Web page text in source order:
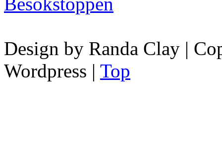
Design by Randa Clay |
Wordpress | Top